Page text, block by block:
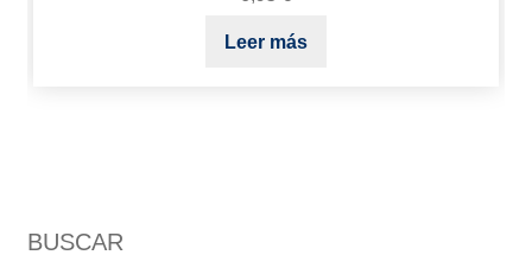
Leer más
BUSCAR